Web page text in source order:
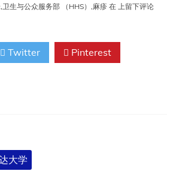
,卫生与公众服务部 （HHS） ,麻疹 在 KFF-
顿
报
上留下评论
Twitter Pinterest
大学